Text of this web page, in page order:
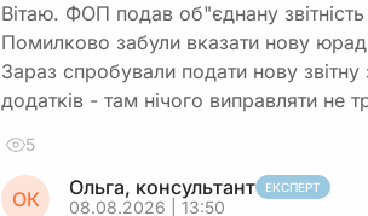
Вітаю. ФОП подав об"єднану
Помилково забули вказати нову
Зараз спробували подати нову
додатків - там нічого виправляти не
5
ОК Ольга, консультант ЕКСПЕРТ
08.08.2026 | 13:50